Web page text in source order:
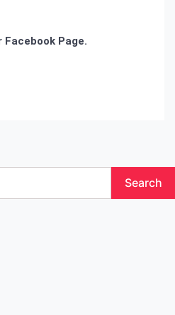
Facebook Page.